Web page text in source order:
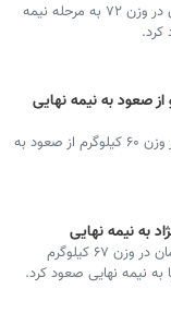
محمدجواد رضایی نماینده کشورمان در وزن ۷۲ به مرحله نیمه
کرد.
صعود به نیمه نهایی
علی احمدی‌وفا نماینده کشورمان در وزن ۶۰ کیلوگرم از صعود به
به نیمه نهایی
احمدرضا محسن‌نژاد نماینده کشورمان در وزن ۶۷ کیلوگرم
نیمه نهایی صعود کرد.